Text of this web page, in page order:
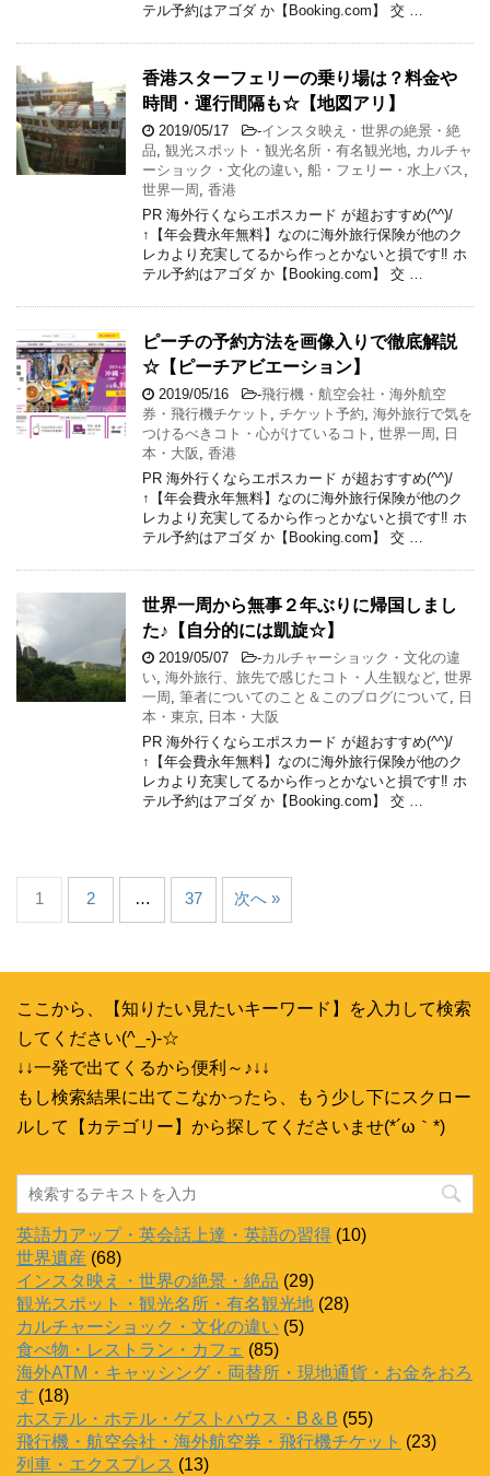
テル予約はアゴダ か【Booking.com】 交 …
香港スターフェリーの乗り場は？料金や
時間・運行間隔も☆【地図アリ】
2019/05/17 -インスタ映え・世界の絶景・絶
品 観光スポット・観光名所・有名観光地
カルチャ
ーショック・文化の違い 船・フェリー・水上バス
世界一周 香港
PR 海外行くならエポスカード が超おすすめ(^^)/
↑【年会費永年無料】なのに海外旅行保険が他のク
レカより充実してるから作っとかないと損です‼ ホ
テル予約はアゴダ か【Booking.com】 交 …
ピーチの予約方法を画像入りで徹底解説
☆【ピーチアビエーション】
2019/05/16 -飛行機・航空会社・海外航空
券・飛行機チケット
チケット予約 海外旅行で気を
つけるべきコト・心がけているコト
世界一周
日
本・大阪
香港
PR 海外行くならエポスカード が超おすすめ(^^)/
↑【年会費永年無料】なのに海外旅行保険が他のク
レカより充実してるから作っとかないと損です‼ ホ
テル予約はアゴダ か【Booking.com】 交 …
世界一周から無事２年ぶりに帰国しまし
た♪【自分的には凱旋☆】
2019/05/07 -カルチャーショック・文化の違
い 海外旅行、旅先で感じたコト・人生観など 世界
一周 筆者についてのこと＆このブログについて
日
本・東京
日本・大阪
PR 海外行くならエポスカード が超おすすめ(^^)/
↑【年会費永年無料】なのに海外旅行保険が他のク
レカより充実してるから作っとかないと損です‼ ホ
テル予約はアゴダ か【Booking.com】 交 …
1 2 … 37 次へ »
ここから、【知りたい見たいキーワード】を入力して検索
してください(^_-)-☆
↓↓一発で出てくるから便利～♪↓↓
もし検索結果に出てこなかったら、もう少し下にスクロー
ルして【カテゴリー】から探してくださいませ(*´ω｀*)
英語力アップ・英会話上達・英語の習得 (10)
世界遺産 (68)
インスタ映え・世界の絶景・絶品 (29)
観光スポット・観光名所・有名観光地 (28)
カルチャーショック・文化の違い (5)
食べ物・レストラン・カフェ (85)
海外ATM・キャッシング・両替所・現地通貨・お金をおろ
す (18)
ホステル・ホテル・ゲストハウス・B＆B (55)
飛行機・航空会社・海外航空券・飛行機チケット (23)
列車・エクスプレス (13)